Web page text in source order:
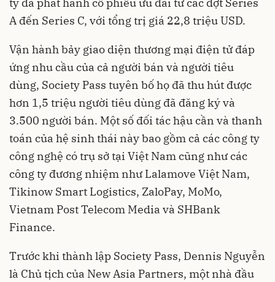
ty đã phát hành cổ phiếu ưu đãi từ các đợt Series
A đến Series C, với tổng trị giá 22,8 triệu USD.
Vận hành bảy giao diện thương mại điện tử đáp
ứng nhu cầu của cả người bán và người tiêu
dùng, Society Pass tuyên bố họ đã thu hút được
hơn 1,5 triệu người tiêu dùng đã đăng ký và
3.500 người bán. Một số đối tác hậu cần và thanh
toán của hệ sinh thái này bao gồm cả các công ty
công nghệ có trụ sở tại Việt Nam cũng như các
công ty đương nhiệm như Lalamove Việt Nam,
Tikinow Smart Logistics, ZaloPay, MoMo,
Vietnam Post Telecom Media và SHBank
Finance.
Trước khi thành lập Society Pass, Dennis Nguyễn
là Chủ tịch của New Asia Partners, một nhà đầu